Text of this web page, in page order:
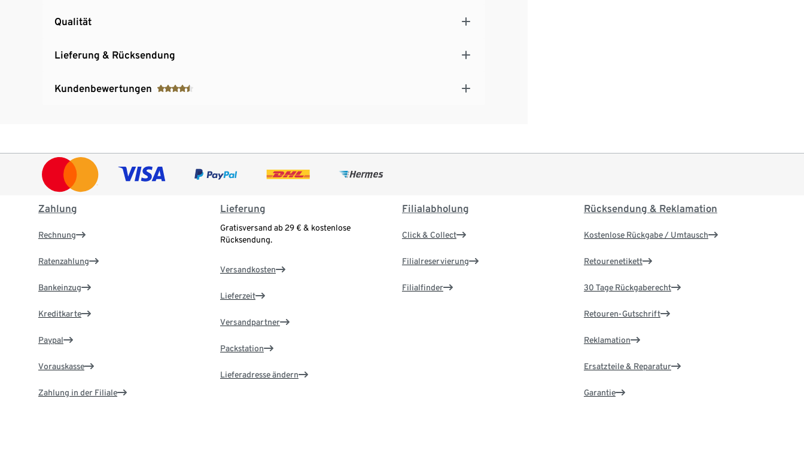
Qualität
Lieferung & Rücksendung
Kundenbewertungen
Zahlung
Rechnung
Ratenzahlung
Bankeinzug
Kreditkarte
Paypal
Vorauskasse
Zahlung in der Filiale
Lieferung
Gratisversand ab 29 € & kostenlose
Rücksendung.
Versandkosten
Lieferzeit
Versandpartner
Packstation
Lieferadresse ändern
Filialabholung
Click & Collect
Filialreservierung
Filialfinder
Rücksendung & Reklamation
Kostenlose Rückgabe / Umtausch
Retourenetikett
30 Tage Rückgaberecht
Retouren-Gutschrift
Reklamation
Ersatzteile & Reparatur
Garantie